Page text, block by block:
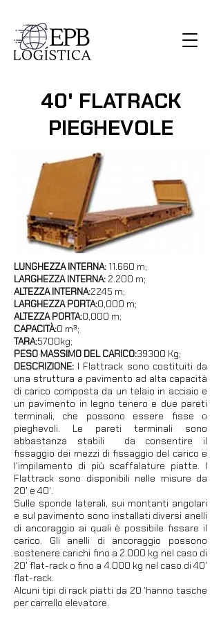
40' FLATRACK
PIEGHEVOLE
LUNGHEZZA INTERNA: 11.660 m;
LARGHEZZA INTERNA: 2.200 m;
ALTEZZA INTERNA:2245 m;
LARGHEZZA PORTA:0,000 m;
ALTEZZA PORTA:0,000 m;
CAPACITÀ:0 m³;
TARA:5700kg;
PESO MASSIMO DEL CARICO:39300 Kg;
DESCRIZIONE: I Flattrack sono costituiti da
una struttura a pavimento ad alta capacità
di carico composta da un telaio in acciaio e
un pavimento in legno tenero e due pareti
terminali, che possono essere fisse o
pieghevoli. Le pareti terminali sono
abbastanza stabili ​​ da consentire il
fissaggio dei mezzi di fissaggio del carico e
l'impilamento di più scaffalature piatte. I
Flattrack sono disponibili nelle misure da
20' e 40'.
Sulle sponde laterali, sui montanti angolari
e sul pavimento sono installati diversi anelli
di ancoraggio ai quali è possibile fissare il
carico. Gli anelli di ancoraggio possono
sostenere carichi fino a 2.000 kg nel caso di
20' flat-rack o fino a 4.000 kg nel caso di 40'
flat-rack.
Alcuni tipi di rack piatti da 20 'hanno tasche
per carrello elevatore.